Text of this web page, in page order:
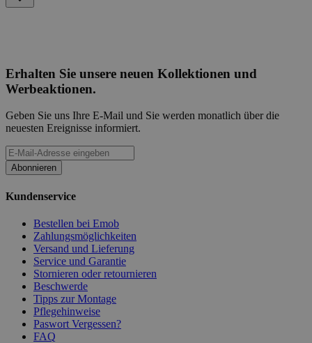
Erhalten Sie unsere neuen Kollektionen und
Werbeaktionen.
Geben Sie uns Ihre E-Mail und Sie werden monatlich über die
neuesten Ereignisse informiert.
Abonnieren
Kundenservice
Bestellen bei Emob
Zahlungsmöglichkeiten
Versand und Lieferung
Service und Garantie
Stornieren oder retournieren
Beschwerde
Tipps zur Montage
Pflegehinweise
Paswort Vergessen?
FAQ